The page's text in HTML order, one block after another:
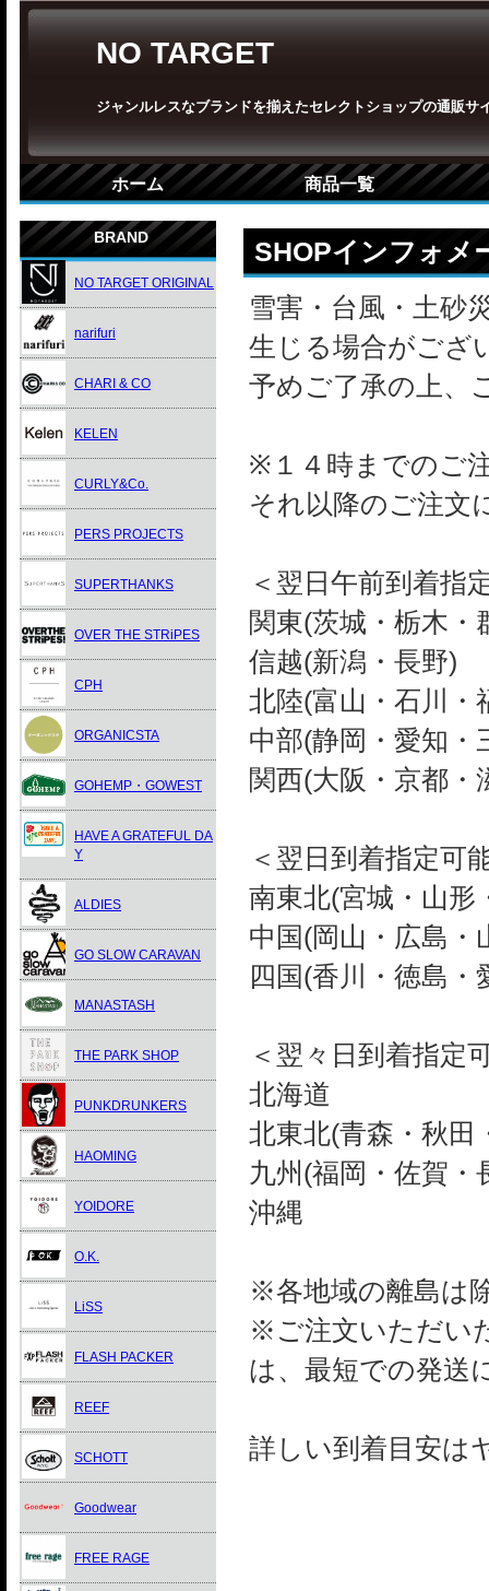
NO TARGET
ジャンルレスなブランドを揃えたセレクトショップの通販サ
ホーム 商品一覧
SHOPインフォメ
雪害・台風・土砂
生じる場合がござ
予めご了承の上、
※１４時までのご
それ以降のご注文
＜翌日午前到着指
関東(茨城・栃木・
信越(新潟・長野)
北陸(富山・石川・
中部(静岡・愛知・
関西(大阪・京都・
＜翌日到着指定可
南東北(宮城・山形
中国(岡山・広島・
四国(香川・徳島・
＜翌々日到着指定
北海道
北東北(青森・秋田
九州(福岡・佐賀・
沖縄
※各地域の離島は
※ご注文いただい
は、最短での発送
詳しい到着目安は
BRAND
NO TARGET ORIGINAL
narifuri
CHARI & CO
KELEN
CURLY&Co.
PERS PROJECTS
SUPERTHANKS
OVER THE STRiPES
CPH
ORGANICSTA
GOHEMP・GOWEST
HAVE A GRATEFUL DA
Y
ALDIES
GO SLOW CARAVAN
MANASTASH
THE PARK SHOP
PUNKDRUNKERS
HAOMING
YOIDORE
O.K.
LiSS
FLASH PACKER
REEF
SCHOTT
Goodwear
FREE RAGE